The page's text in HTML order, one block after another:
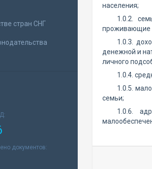
стран СНГ
документов:
населения;
1.0.2.
проживающие
1.0.3.
денежной и
личного
1.0.4.
1.0.5.
семьи;
1.0.6.